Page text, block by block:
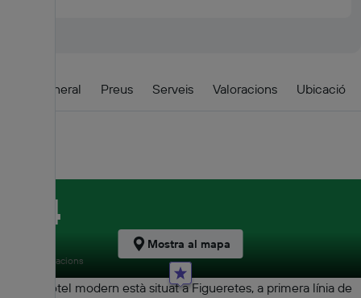
Visió general Preus Serveis Valoracions Ubicació
Aquest hotel modern està situat a Figueretes, a primera línia de
8,4
4980 valoracions
Mostra al mapa